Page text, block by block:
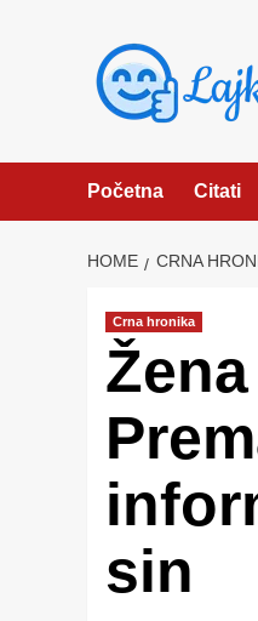
Početna Citati
HOME CRNA
Crna hronika
sin